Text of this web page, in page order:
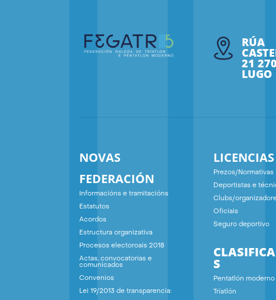
RÚA
21
LUGO
NOVAS
FEDERACIÓN
Informacións e tramitacións
Estatutos
Acordos
Estructura organizativa
Procesos electoroais 2018
Actas, convocatorias e
comunicados
Convenios
Lei 19/2013 de transparencia:
LICENCIAS
Prezos/Normativas
Deportistas e
Clubs/
Oficiais
Seguro deportivo
S
Pentatlón moderno
Tríatlón